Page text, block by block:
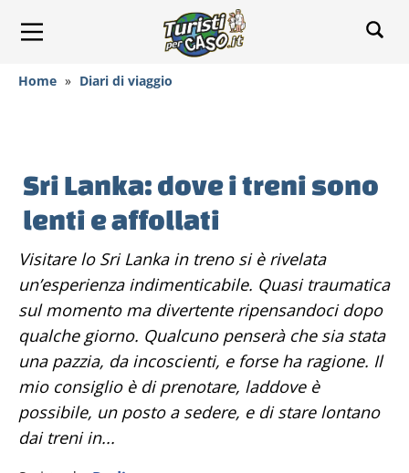
Home » Diari di viaggio
Sri Lanka: dove i treni sono
lenti e affollati
Visitare lo Sri Lanka in treno si è rivelata
un’esperienza indimenticabile. Quasi traumatica
sul momento ma divertente ripensandoci dopo
qualche giorno. Qualcuno penserà che sia stata
una pazzia, da incoscienti, e forse ha ragione. Il
mio consiglio è di prenotare, laddove è
possibile, un posto a sedere, e di stare lontano
dai treni in...